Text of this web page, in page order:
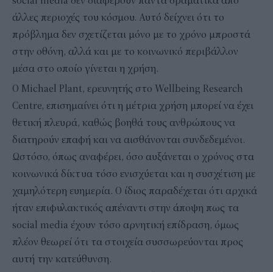
άλλες περιοχές του κόσμου. Αυτό δείχνει ότι το
πρόβλημα δεν σχετίζεται μόνο με το χρόνο μπροστά
στην οθόνη, αλλά και με το κοινωνικό περιβάλλον
μέσα στο οποίο γίνεται η χρήση.
Ο Michael Plant, ερευνητής στο Wellbeing Research
Centre, επισημαίνει ότι η μέτρια χρήση μπορεί να έχει
θετική πλευρά, καθώς βοηθά τους ανθρώπους να
διατηρούν επαφή και να αισθάνονται συνδεδεμένοι.
Ωστόσο, όπως αναφέρει, όσο αυξάνεται ο χρόνος στα
κοινωνικά δίκτυα τόσο ενισχύεται και η συσχέτιση με
χαμηλότερη ευημερία. Ο ίδιος παραδέχεται ότι αρχικά
ήταν επιφυλακτικός απέναντι στην άποψη πως τα
social media έχουν τόσο αρνητική επίδραση, όμως
πλέον θεωρεί ότι τα στοιχεία συσσωρεύονται προς
αυτή την κατεύθυνση.